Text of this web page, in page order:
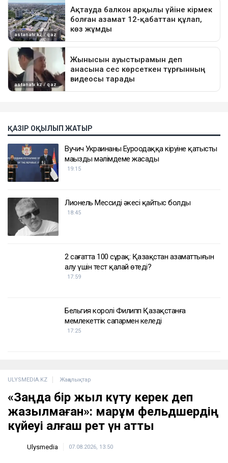
ҚАЗІР ОҚЫЛЫП ЖАТЫР
Вучич Украинаның Еуроодаққа кіруіне қатысты
маңызды мәлімдеме жасады
19:15
Лионель Мессидің әкесі қайтыс болды
18:45
2 сағатта 100 сұрақ: Қазақстан азаматтығын
алу үшін тест қалай өтеді?
17:59
Бельгия королі Филипп Қазақстанға
мемлекеттік сапармен келеді
17:25
ULYSMEDIA.KZ Жаңалықтар
«Заңда бір жыл күту керек деп
жазылмаған»: марқұм фельдшердің
күйеуі алғаш рет үн қатты
Ulysmedia 07.08.2026, 13:50